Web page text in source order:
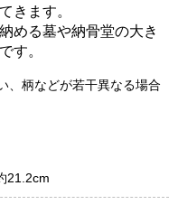
きます。
める墓や納骨堂の大き
す。
、柄などが若干異なる場合
21.2cm